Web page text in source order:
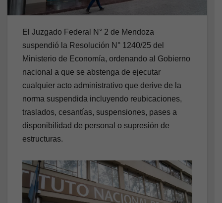
El Juzgado Federal N° 2 de Mendoza
suspendió la Resolución N° 1240/25 del
Ministerio de Economía, ordenando al Gobierno
nacional a que se abstenga de ejecutar
cualquier acto administrativo que derive de la
norma suspendida incluyendo reubicaciones,
traslados, cesantías, suspensiones, pases a
disponibilidad de personal o supresión de
estructuras.